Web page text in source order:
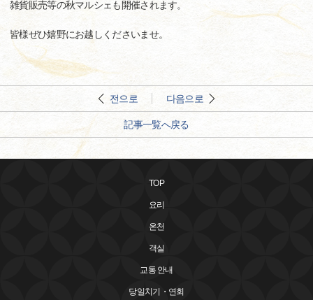
雑貨販売等の秋マルシェも開催されます。
皆様ぜひ嬉野にお越しくださいませ。
전으로 다음으로
記事一覧へ戻る
TOP
요리
온천
객실
교통 안내
당일치기・연회